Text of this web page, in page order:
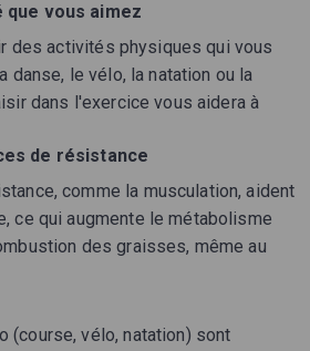
vous aimez
des activités physiques qui vous
danse, le vélo, la natation ou la
dans l'exercice vous aidera à
de résistance
comme la musculation, aident
ce qui augmente le métabolisme
des graisses, même au
(course, vélo, natation) sont